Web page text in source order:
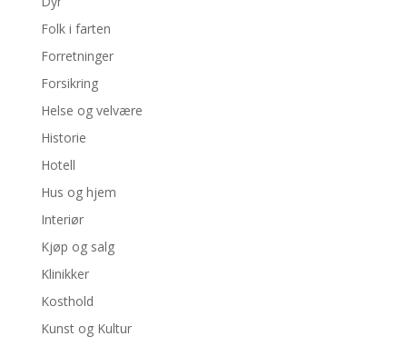
Folk i farten
Forretninger
Forsikring
Helse og velvære
Historie
Hotell
Hus og hjem
Interiør
Kjøp og salg
Klinikker
Kosthold
Kunst og Kultur